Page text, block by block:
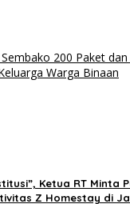
200 Paket
Warga Binaan
Ketua RT Minta
Z Homestay di